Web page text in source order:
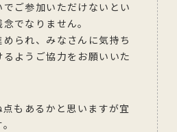
ご参加いただけないとい
でなりません。
られ、みなさんに気持ち
ようご協力をお願いいた
もあるかと思いますが宜